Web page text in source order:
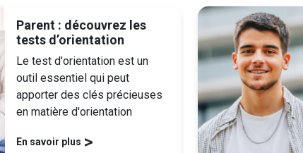
Parent : découvrez les
tests d’orientation
Le test d'orientation est un
outil essentiel qui peut
apporter des clés précieuses
en matière d'orientation
En savoir plus >